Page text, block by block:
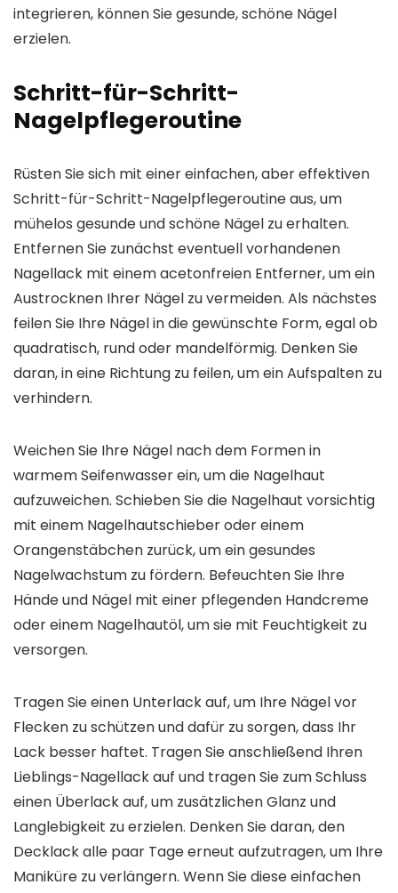
integrieren, können Sie gesunde, schöne Nägel
erzielen.
Schritt-für-Schritt-
Nagelpflegeroutine
Rüsten Sie sich mit einer einfachen, aber effektiven
Schritt-für-Schritt-Nagelpflegeroutine aus, um
mühelos gesunde und schöne Nägel zu erhalten.
Entfernen Sie zunächst eventuell vorhandenen
Nagellack mit einem acetonfreien Entferner, um ein
Austrocknen Ihrer Nägel zu vermeiden. Als nächstes
feilen Sie Ihre Nägel in die gewünschte Form, egal ob
quadratisch, rund oder mandelförmig. Denken Sie
daran, in eine Richtung zu feilen, um ein Aufspalten zu
verhindern.
Weichen Sie Ihre Nägel nach dem Formen in
warmem Seifenwasser ein, um die Nagelhaut
aufzuweichen. Schieben Sie die Nagelhaut vorsichtig
mit einem Nagelhautschieber oder einem
Orangenstäbchen zurück, um ein gesundes
Nagelwachstum zu fördern. Befeuchten Sie Ihre
Hände und Nägel mit einer pflegenden Handcreme
oder einem Nagelhautöl, um sie mit Feuchtigkeit zu
versorgen.
Tragen Sie einen Unterlack auf, um Ihre Nägel vor
Flecken zu schützen und dafür zu sorgen, dass Ihr
Lack besser haftet. Tragen Sie anschließend Ihren
Lieblings-Nagellack auf und tragen Sie zum Schluss
einen Überlack auf, um zusätzlichen Glanz und
Langlebigkeit zu erzielen. Denken Sie daran, den
Decklack alle paar Tage erneut aufzutragen, um Ihre
Maniküre zu verlängern. Wenn Sie diese einfachen